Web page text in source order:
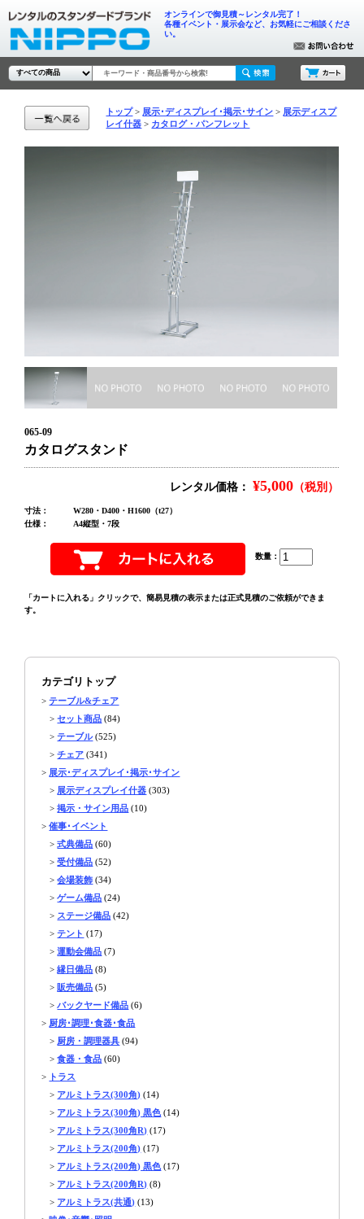
オンラインで御見積～レンタル完了！
各種イベント・展示会など、お気軽にご相談くださ
い。
トップ 展示･ディスプレイ･掲示･サイン
展示ディスプ
レイ什器
カタログ・パンフレット
065-09
カタログスタンド
レンタル価格： ¥5,000 （税別）
寸法：
W280・D400・H1600（t27）
仕様：
A4縦型・7段
数量：
「カートに入れる」クリックで、簡易見積の表示または正式見積のご依頼ができま
す。
カテゴリトップ
>テーブル&チェア
>セット商品 (84)
>テーブル(525)
>チェア (341)
> 展示･ディスプレイ･掲示･サイン
> 展示ディスプレイ什器 (303)
>掲示・サイン用品 (10)
>催事･イベント
>式典備品 (60)
>受付備品 (52)
>会場装飾 (34)
>ゲーム備品 (24)
> ステージ備品 (42)
>テント (17)
>運動会備品 (7)
>縁日備品 (8)
> 販売備品 (5)
>バックヤード備品 (6)
> 厨房･調理･食器･食品
> 厨房・調理器具 (94)
>食器・食品 (60)
> トラス
> アルミトラス(300角) (14)
> アルミトラス(300角) 黒色 (14)
> アルミトラス(300角R) (17)
> アルミトラス(200角) (17)
> アルミトラス(200角) 黒色 (17)
> アルミトラス(200角R) (8)
> アルミトラス(共通) (13)